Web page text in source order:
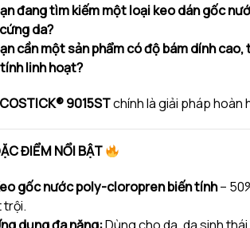
đang tìm kiếm một loại keo dán gốc
da?
cần một sản phẩm có độ bám dính
linh hoạt?
9015STchính là giải pháp hoàn
ĐIỂM NỔI BẬT
gốc nước poly-cloropren biến tính–
trội.